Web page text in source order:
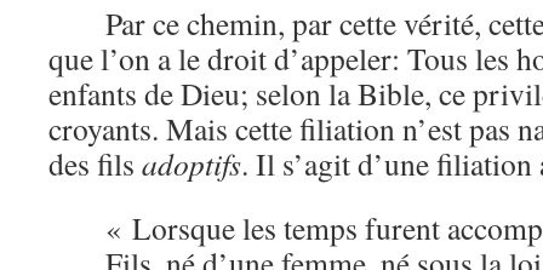
Par ce chemin, par cette vérité,
que l’on a le droit d’appeler: Tous les
enfants de Dieu; selon la Bible, ce
croyants. Mais cette filiation n’est pas
des fils adoptifs. Il s’agit d’une filiation
« Lorsque les temps furent